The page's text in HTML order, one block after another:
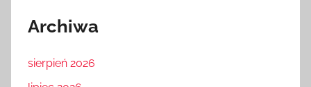
Archiwa
sierpień 2026